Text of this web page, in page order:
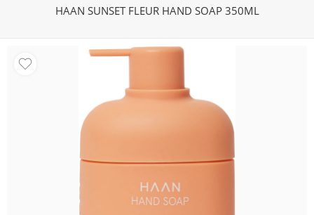
HAAN SUNSET FLEUR HAND SOAP 350ML